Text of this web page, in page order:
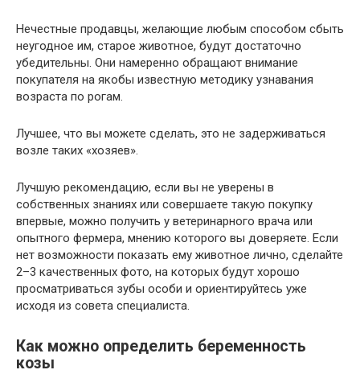
Нечестные продавцы, желающие любым способом сбыть
неугодное им, старое животное, будут достаточно
убедительны. Они намеренно обращают внимание
покупателя на якобы известную методику узнавания
возраста по рогам.
Лучшее, что вы можете сделать, это не задерживаться
возле таких «хозяев».
Лучшую рекомендацию, если вы не уверены в
собственных знаниях или совершаете такую покупку
впервые, можно получить у ветеринарного врача или
опытного фермера, мнению которого вы доверяете. Если
нет возможности показать ему животное лично, сделайте
2–3 качественных фото, на которых будут хорошо
просматриваться зубы особи и ориентируйтесь уже
исходя из совета специалиста.
Как можно определить беременность
козы